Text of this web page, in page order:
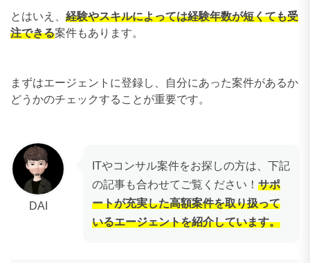
とはいえ、 経験やスキルによっては経験年数が短くても受
注できる案件もあります。
まずはエージェントに登録し、自分にあった案件があるか
どうかのチェックすることが重要です。
DAI
ITやコンサル案件をお探しの方は、下記
の記事も合わせてご覧ください！ サポ
ートが充実した高額案件を取り扱って
いるエージェントを紹介しています。